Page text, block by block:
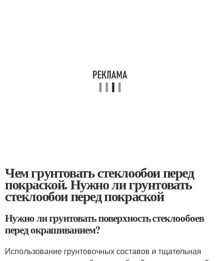
Чем грунтовать стеклообои перед
покраской. Нужно ли грунтовать
стеклообои перед покраской
Нужно ли грунтовать поверхность стеклообоев
перед окрашиванием?
Использование грунтовочных составов и тщательная